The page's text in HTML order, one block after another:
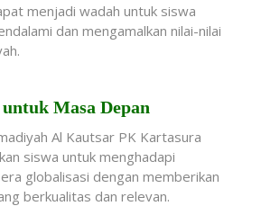
menjadi wadah untuk siswa
dan mengamalkan nilai-nilai
Masa Depan
Al Kautsar PK Kartasura
siswa untuk menghadapi
globalisasi dengan memberikan
berkualitas dan relevan.